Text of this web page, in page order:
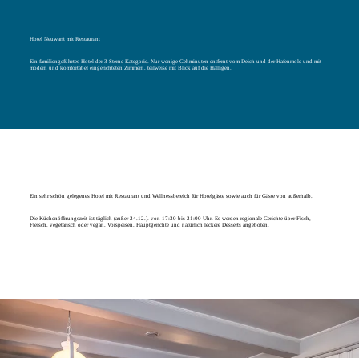
Hotel Neuwarft mit Restaurant
Ein familiengeführtes Hotel der 3-Sterne-Kategorie. Nur wenige Gehminuten entfernt vom Deich und der Hafenmole und mit
modern und komfortabel eingerichteten Zimmern, teilweise mit Blick auf die Halligen.
Ein sehr schön gelegenes Hotel mit Restaurant und Wellnessbereich für Hotelgäste sowie auch für Gäste von außerhalb.
Die Küchenöffnungszeit ist täglich (außer 24.12.). von 17:30 bis 21:00 Uhr. Es werden regionale Gerichte über Fisch,
Fleisch, vegetarisch oder vegan, Vorspeisen, Hauptgerichte und natürlich leckere Desserts angeboten.